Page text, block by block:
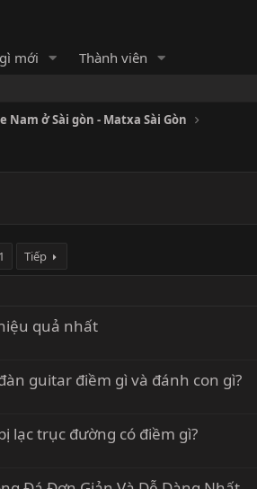
mới Thành viên
Nam ở Sài gòn - Matxa Sài Gòn
Tiếp
quả nhất
guitar điềm gì và đánh con gì?
lạc trục đường có điềm gì?